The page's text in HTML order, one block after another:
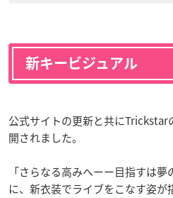
新キービジュアル
公式サイトの更新と共にTrickstar
開されました。
「さらなる高みへーー目指すは
に、新衣装でライブをこなす姿が